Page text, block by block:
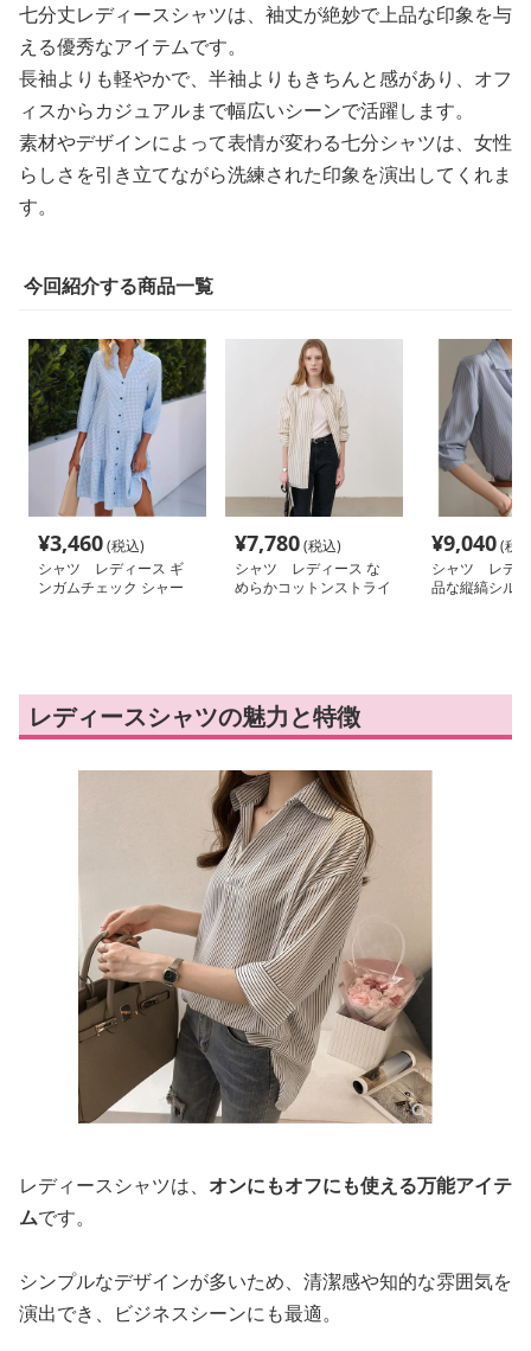
七分丈レディースシャツは、袖丈が絶妙で上品な印象を与
える優秀なアイテムです。
長袖よりも軽やかで、半袖よりもきちんと感があり、オフ
ィスからカジュアルまで幅広いシーンで活躍します。
素材やデザインによって表情が変わる七分シャツは、女性
らしさを引き立てながら洗練された印象を演出してくれま
す。
今回紹介する商品一覧
¥3,460(税込)
シャツ レディース ギ
ンガムチェック シャー
¥7,780(税込)
シャツ レディース な
めらかコットンストライ
¥9,040(税
シャツ レデ
品な縦縞シル
レディースシャツの魅力と特徴
レディースシャツは、 オンにもオフにも使える万能アイテ
ムです。
シンプルなデザインが多いため、清潔感や知的な雰囲気を
演出でき、ビジネスシーンにも最適。